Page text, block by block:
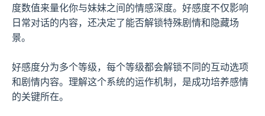
度数值来量化你与妹妹之间的情感深度。好感度不仅影响
日常对话的内容，还决定了能否解锁特殊剧情和隐藏场
景。
好感度分为多个等级，每个等级都会解锁不同的互动选项
和剧情内容。理解这个系统的运作机制，是成功培养感情
的关键所在。